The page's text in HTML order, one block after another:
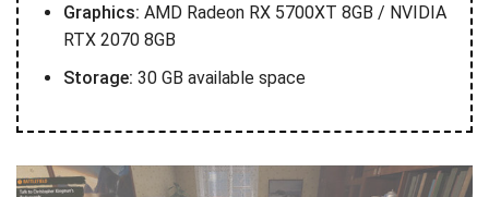
Graphics: AMD Radeon RX 5700XT 8GB / NVIDIA
RTX 2070 8GB
Storage: 30 GB available space